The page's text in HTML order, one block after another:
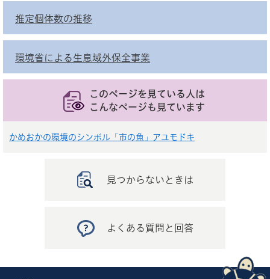
推定個体数の推移
環境省による生息域外保全事業
このページを見ている人は
こんなページも見ています
かめおかの環境のシンボル「市の魚」アユモドキ
見つからないときは
よくある質問と回答